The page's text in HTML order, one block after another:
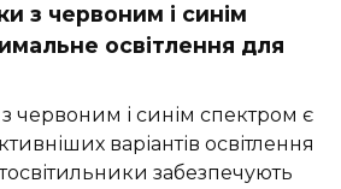
з червоним і синім
освітлення для
червоним і синім спектром є
варіантів освітлення
забезпечують